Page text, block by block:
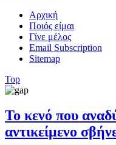
Αρχική
Ποιός είμαι
Γίνε μέλος
Email Subscription
Sitemap
Top
To κενό που
αντικείμενο